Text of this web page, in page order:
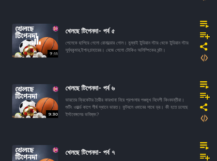
7:11
খেলছে টিপেনদা- পর্ব ৫
পেলেকে ছাপিয়ে গেলো রোনাল্ডোর গোল। মুম্বাই ইন্ডিয়ান স্টার থেকে ইন্ডিয়ান স্টার
সুর্য্যকুমার,ইশান,চাহারের। বেজে গেলো টোকিও অলিম্পিকের ঘন্টা।
9:30
খেলছে টিপেনদা- পর্ব ৬
ভারতের ক্রিকেটার তৈরীর কারখানা নিয়ে প্রশংসায় পঞ্চমুখ বিদেশী কিংবদন্তীরা।
শুটিং ওয়ার্ল্ড কাপে শীর্ষ স্থানে ভারত। ফুটবলে ওমানের সাথে ড্র। কী হতে চলেছে
ইস্টবেঙ্গলের ভবিষ্যৎ?
খেলছে টিপেনদা- পর্ব ৭